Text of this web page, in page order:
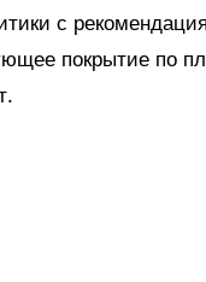
с
покрытие по